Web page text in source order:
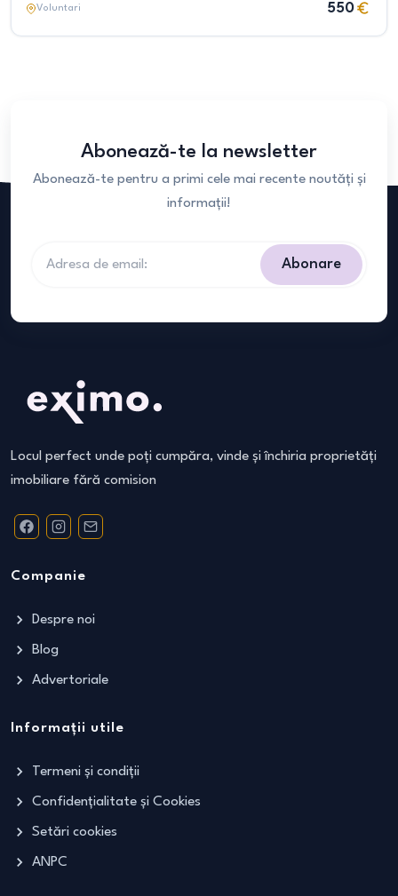
Voluntari 550
Abonează-te la newsletter
Abonează-te pentru a primi cele mai recente noutăți și
informații!
Abonare
Locul perfect unde poți cumpăra, vinde și închiria proprietăți
imobiliare fără comision
Companie
Despre noi
Blog
Advertoriale
Informații utile
Termeni și condiții
Confidențialitate și Cookies
Setări cookies
ANPC